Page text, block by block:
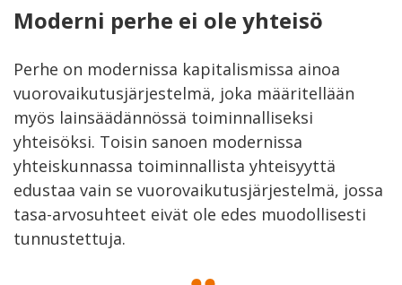
Moderni perhe ei ole yhteisö
Perhe on modernissa kapitalismissa ainoa
vuorovaikutusjärjestelmä, joka määritellään
myös lainsäädännössä toiminnalliseksi
yhteisöksi. Toisin sanoen modernissa
yhteiskunnassa toiminnallista yhteisyyttä
edustaa vain se vuorovaikutusjärjestelmä, jossa
tasa-arvosuhteet eivät ole edes muodollisesti
tunnustettuja.